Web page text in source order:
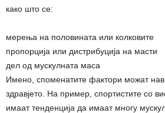
како што се:
мерења на половината или колковите
пропорција или дистрибуција на масти
дел од мускулната маса
Имено, споменатите фактори можат
здравјето. На пример, спортистите со
имаат тенденција да имаат многу